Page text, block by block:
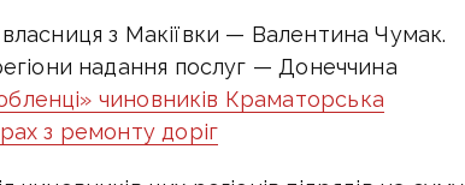
з Макіївки — Валентина Чумак.
надання послуг — Донеччина
чиновників Краматорська
з ремонту доріг